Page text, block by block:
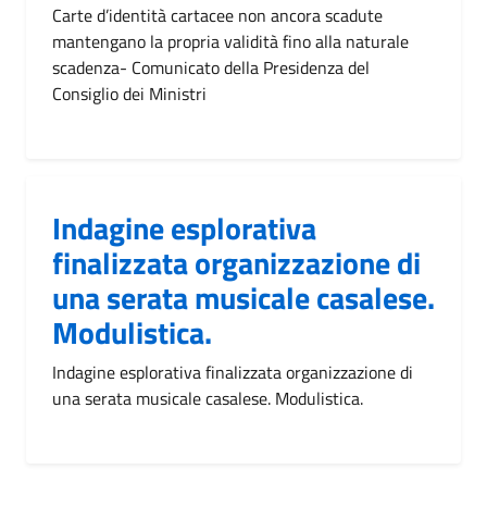
Carte d’identità cartacee non ancora scadute
mantengano la propria validità fino alla naturale
scadenza- Comunicato della Presidenza del
Consiglio dei Ministri
Indagine esplorativa
finalizzata organizzazione di
una serata musicale casalese.
Modulistica.
Indagine esplorativa finalizzata organizzazione di
una serata musicale casalese. Modulistica.